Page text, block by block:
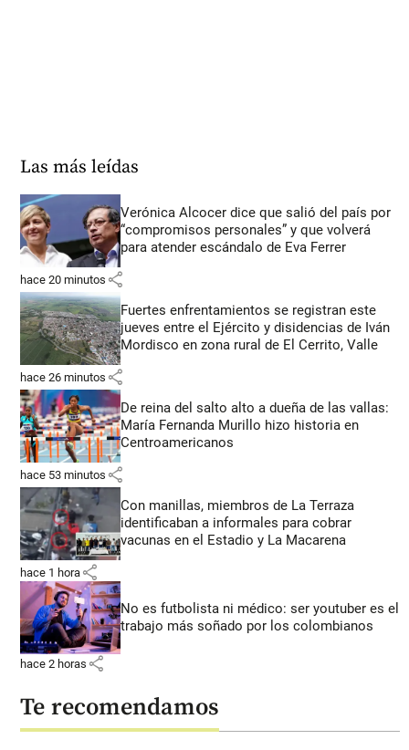
Las más leídas
Verónica Alcocer dice que salió del país por
“compromisos personales” y que volverá
para atender escándalo de Eva Ferrer
hace 20 minutos share
Fuertes enfrentamientos se registran este
jueves entre el Ejército y disidencias de Iván
Mordisco en zona rural de El Cerrito, Valle
hace 26 minutos share
De reina del salto alto a dueña de las vallas:
María Fernanda Murillo hizo historia en
Centroamericanos
hace 53 minutos share
Con manillas, miembros de La Terraza
identificaban a informales para cobrar
vacunas en el Estadio y La Macarena
hace 1 hora share
No es futbolista ni médico: ser youtuber es el
trabajo más soñado por los colombianos
hace 2 horas share
Te recomendamos